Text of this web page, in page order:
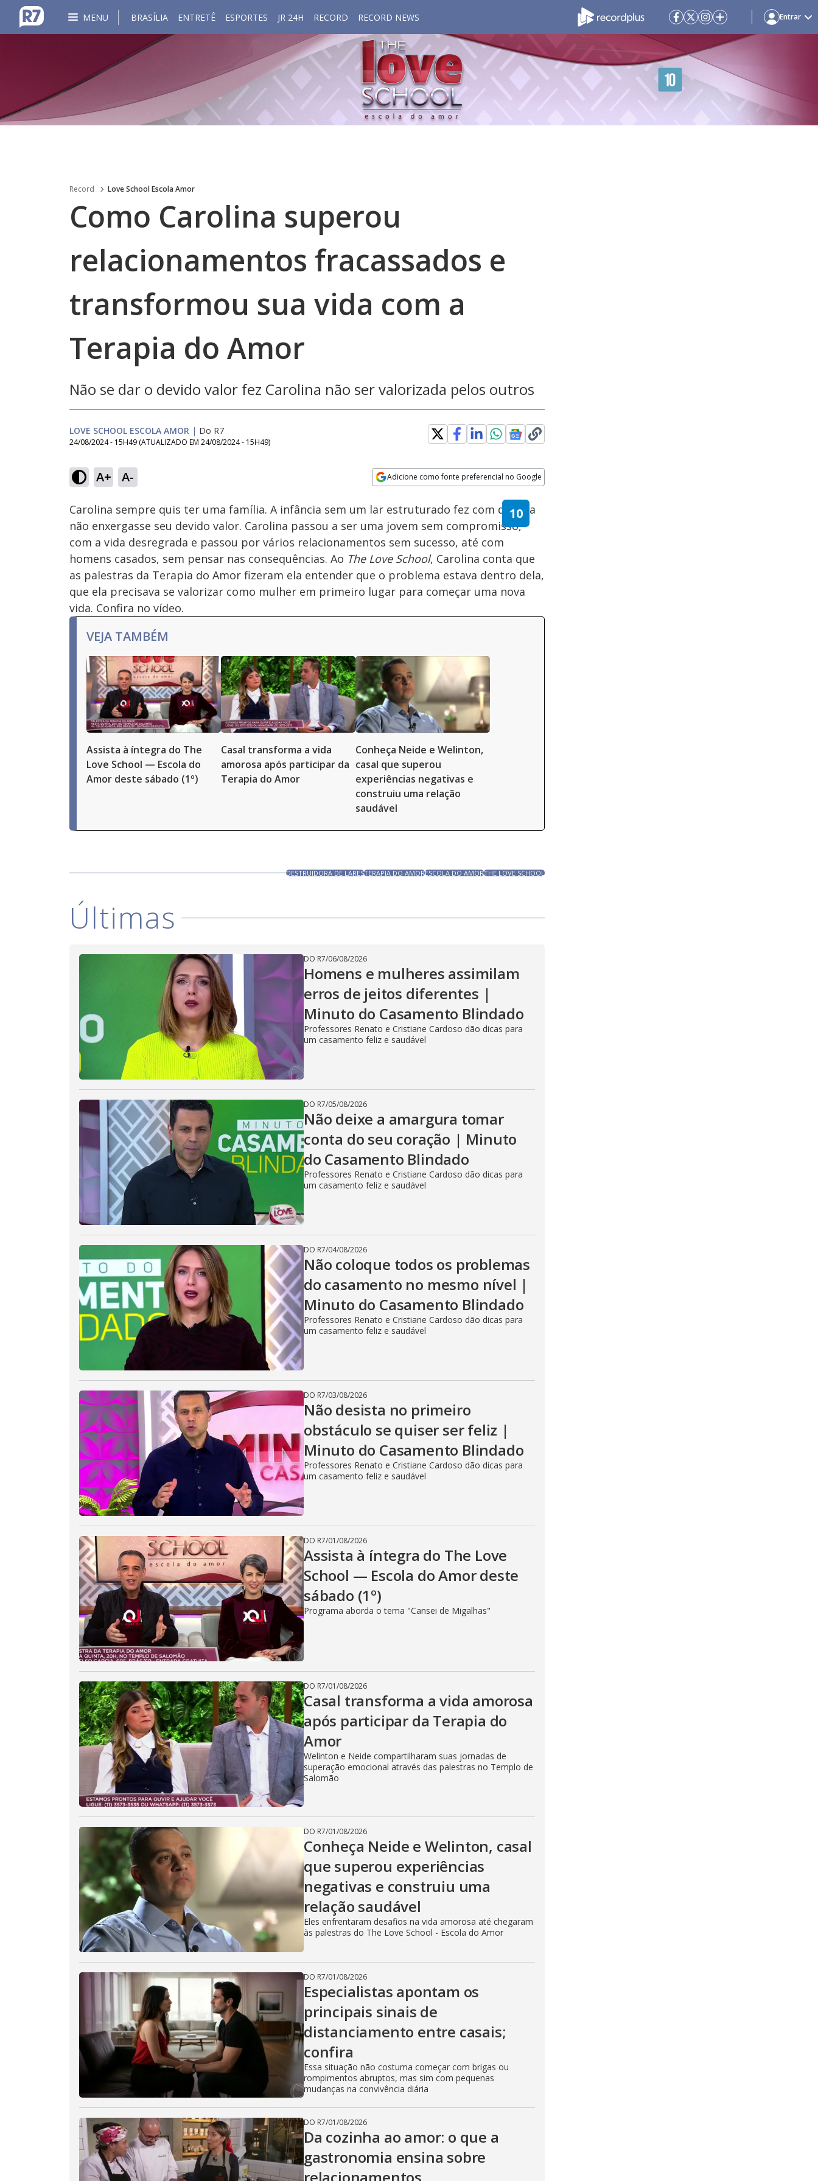
MENU BRASÍLIA ENTRETÊ ESPORTES JR 24H RECORD RECORD NEWS Entrar
Record Love School Escola Amor
Como Carolina superou
relacionamentos fracassados e
transformou sua vida com a
Terapia do Amor
Não se dar o devido valor fez Carolina não ser valorizada pelos outros
LOVE SCHOOL ESCOLA AMOR | Do R7
24/08/2024 - 15H49 (ATUALIZADO EM 24/08/2024 - 15H49)
A+ A- Adicione como fonte preferencial no Google
Ativar
Som
4.49%
Velocidade
Carolina sempre quis ter uma família. A infância sem um lar estruturado fez com que ela
não enxergasse seu devido valor. Carolina passou a ser uma jovem sem compromisso,
com a vida desregrada e passou por vários relacionamentos sem sucesso, até com
homens casados, sem pensar nas consequências. Ao The Love School, Carolina conta que
as palestras da Terapia do Amor fizeram ela entender que o problema estava dentro dela,
que ela precisava se valorizar como mulher em primeiro lugar para começar uma nova
vida. Confira no vídeo.
VEJA TAMBÉM
Assista à íntegra do The
Love School — Escola do
Amor deste sábado (1º)
Casal transforma a vida
amorosa após participar da
Terapia do Amor
Conheça Neide e Welinton,
casal que superou
experiências negativas e
construiu uma relação
saudável
DESTRUIDORA DE LARESTERAPIA DO AMORESCOLA DO AMORTHE LOVE SCHOOL
Últimas
DO R7/06/08/2026
Homens e mulheres assimilam
erros de jeitos diferentes |
Minuto do Casamento Blindado
Professores Renato e Cristiane Cardoso dão dicas para
um casamento feliz e saudável
DO R7/05/08/2026
Não deixe a amargura tomar
conta do seu coração | Minuto
do Casamento Blindado
Professores Renato e Cristiane Cardoso dão dicas para
um casamento feliz e saudável
DO R7/04/08/2026
Não coloque todos os problemas
do casamento no mesmo nível |
Minuto do Casamento Blindado
Professores Renato e Cristiane Cardoso dão dicas para
um casamento feliz e saudável
DO R7/03/08/2026
Não desista no primeiro
obstáculo se quiser ser feliz |
Minuto do Casamento Blindado
Professores Renato e Cristiane Cardoso dão dicas para
um casamento feliz e saudável
DO R7/01/08/2026
Assista à íntegra do The Love
School — Escola do Amor deste
sábado (1º)
Programa aborda o tema "Cansei de Migalhas"
DO R7/01/08/2026
Casal transforma a vida amorosa
após participar da Terapia do
Amor
Welinton e Neide compartilharam suas jornadas de
superação emocional através das palestras no Templo de
Salomão
DO R7/01/08/2026
Conheça Neide e Welinton, casal
que superou experiências
negativas e construiu uma
relação saudável
Eles enfrentaram desafios na vida amorosa até chegaram
às palestras do The Love School - Escola do Amor
DO R7/01/08/2026
Especialistas apontam os
principais sinais de
distanciamento entre casais;
confira
Essa situação não costuma começar com brigas ou
rompimentos abruptos, mas sim com pequenas
mudanças na convivência diária
DO R7/01/08/2026
Da cozinha ao amor: o que a
gastronomia ensina sobre